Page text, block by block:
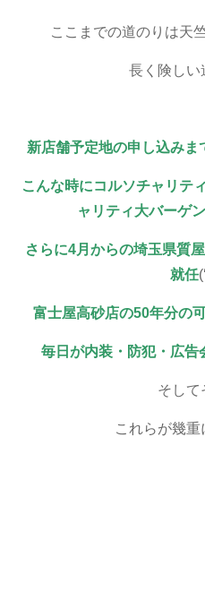
ここまでの道のりは天
長く険し
新店舗予定地の申し込みま
こんな時にコルソチャリテ
ャリティ大バーゲ
さらに4月からの埼玉県質
就任
富士屋高砂店の50年分の
毎日が内装・防犯・広告
そして
これらが幾